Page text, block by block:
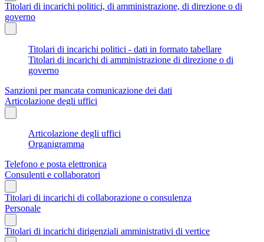
Titolari di incarichi politici, di amministrazione, di direzione o di
governo
Titolari di incarichi politici - dati in formato tabellare
Titolari di incarichi di amministrazione di direzione o di
governo
Sanzioni per mancata comunicazione dei dati
Articolazione degli uffici
Articolazione degli uffici
Organigramma
Telefono e posta elettronica
Consulenti e collaboratori
Titolari di incarichi di collaborazione o consulenza
Personale
Titolari di incarichi dirigenziali amministrativi di vertice